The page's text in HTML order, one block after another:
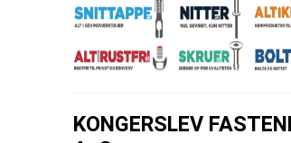
KONGERSLEV